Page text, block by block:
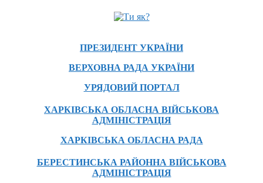
ПРЕЗИДЕНТ УКРАЇНИ
ВЕРХОВНА РАДА УКРАЇНИ
УРЯДОВИЙ ПОРТАЛ
ХАРКІВСЬКА ОБЛАСНА ВІЙСЬКОВА
АДМІНІСТРАЦІЯ
ХАРКІВСЬКА ОБЛАСНА РАДА
БЕРЕСТИНСЬКА РАЙОННА ВІЙСЬКОВА
АДМІНІСТРАЦІЯ